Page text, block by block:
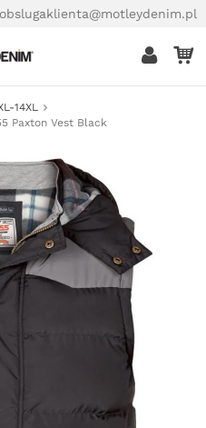
obslugaklienta@motleydenim.pl
14XL
Paxton Vest Black